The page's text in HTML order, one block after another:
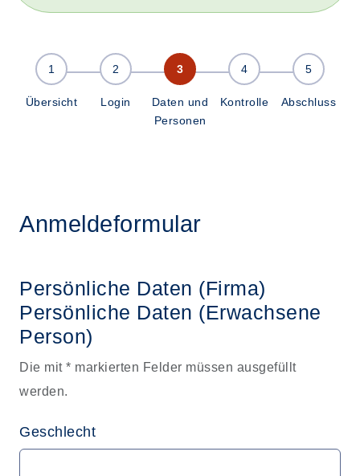
Übersicht Login
Daten und
Personen
Kontrolle Abschluss
Anmeldeformular
Persönliche Daten (Firma)
Persönliche Daten (Erwachsene
Person)
Die mit * markierten Felder müssen ausgefüllt
werden.
Geschlecht